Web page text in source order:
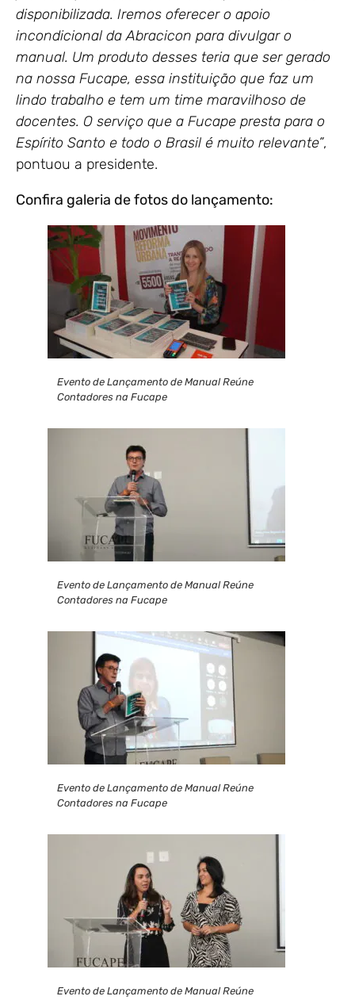
disponibilizada. Iremos oferecer o apoio
incondicional da Abracicon para divulgar o
manual. Um produto desses teria que ser gerado
na nossa Fucape, essa instituição que faz um
lindo trabalho e tem um time maravilhoso de
docentes. O serviço que a Fucape presta para o
Espírito Santo e todo o Brasil é muito relevante”,
pontuou a presidente.
Confira galeria de fotos do lançamento:
Evento de Lançamento de Manual Reúne
Contadores na Fucape
Evento de Lançamento de Manual Reúne
Contadores na Fucape
Evento de Lançamento de Manual Reúne
Contadores na Fucape
Evento de Lançamento de Manual Reúne